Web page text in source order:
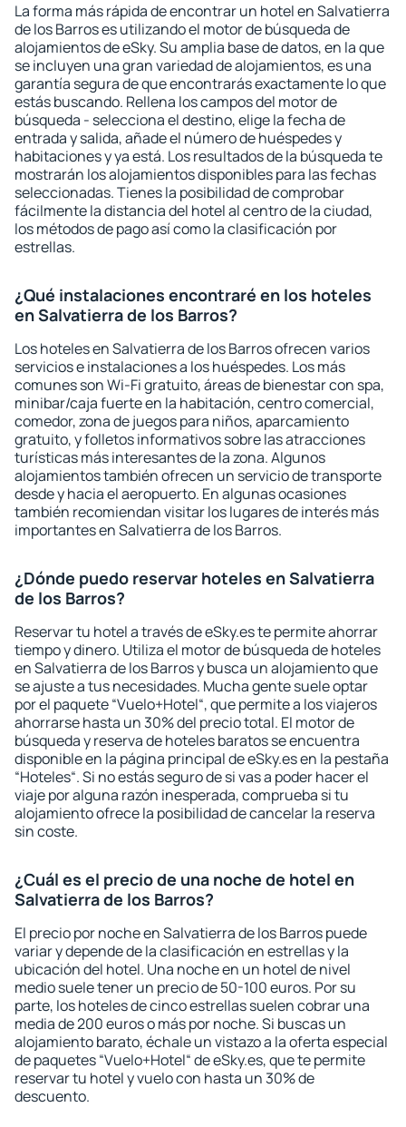
La forma más rápida de encontrar un hotel en Salvatierra
de los Barros es utilizando el motor de búsqueda de
alojamientos de eSky. Su amplia base de datos, en la que
se incluyen una gran variedad de alojamientos, es una
garantía segura de que encontrarás exactamente lo que
estás buscando. Rellena los campos del motor de
búsqueda - selecciona el destino, elige la fecha de
entrada y salida, añade el número de huéspedes y
habitaciones y ya está. Los resultados de la búsqueda te
mostrarán los alojamientos disponibles para las fechas
seleccionadas. Tienes la posibilidad de comprobar
fácilmente la distancia del hotel al centro de la ciudad,
los métodos de pago así como la clasificación por
estrellas.
¿Qué instalaciones encontraré en los hoteles
en Salvatierra de los Barros?
Los hoteles en Salvatierra de los Barros ofrecen varios
servicios e instalaciones a los huéspedes. Los más
comunes son Wi-Fi gratuito, áreas de bienestar con spa,
minibar/caja fuerte en la habitación, centro comercial,
comedor, zona de juegos para niños, aparcamiento
gratuito, y folletos informativos sobre las atracciones
turísticas más interesantes de la zona. Algunos
alojamientos también ofrecen un servicio de transporte
desde y hacia el aeropuerto. En algunas ocasiones
también recomiendan visitar los lugares de interés más
importantes en Salvatierra de los Barros.
¿Dónde puedo reservar hoteles en Salvatierra
de los Barros?
Reservar tu hotel a través de eSky.es te permite ahorrar
tiempo y dinero. Utiliza el motor de búsqueda de hoteles
en Salvatierra de los Barros y busca un alojamiento que
se ajuste a tus necesidades. Mucha gente suele optar
por el paquete “Vuelo+Hotel“, que permite a los viajeros
ahorrarse hasta un 30% del precio total. El motor de
búsqueda y reserva de hoteles baratos se encuentra
disponible en la página principal de eSky.es en la pestaña
“Hoteles“. Si no estás seguro de si vas a poder hacer el
viaje por alguna razón inesperada, comprueba si tu
alojamiento ofrece la posibilidad de cancelar la reserva
sin coste.
¿Cuál es el precio de una noche de hotel en
Salvatierra de los Barros?
El precio por noche en Salvatierra de los Barros puede
variar y depende de la clasificación en estrellas y la
ubicación del hotel. Una noche en un hotel de nivel
medio suele tener un precio de 50-100 euros. Por su
parte, los hoteles de cinco estrellas suelen cobrar una
media de 200 euros o más por noche. Si buscas un
alojamiento barato, échale un vistazo a la oferta especial
de paquetes “Vuelo+Hotel“ de eSky.es, que te permite
reservar tu hotel y vuelo con hasta un 30% de
descuento.